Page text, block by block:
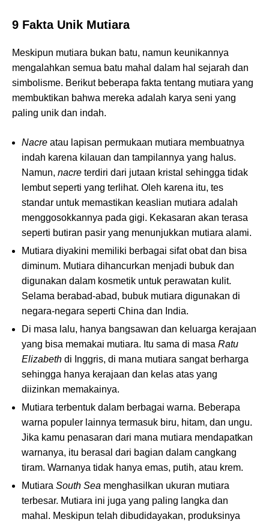
9 Fakta Unik Mutiara
Meskipun mutiara bukan batu, namun keunikannya
mengalahkan semua batu mahal dalam hal sejarah dan
simbolisme. Berikut beberapa fakta tentang mutiara yang
membuktikan bahwa mereka adalah karya seni yang
paling unik dan indah.
Nacre atau lapisan permukaan mutiara membuatnya
indah karena kilauan dan tampilannya yang halus.
Namun, nacre terdiri dari jutaan kristal sehingga tidak
lembut seperti yang terlihat. Oleh karena itu, tes
standar untuk memastikan keaslian mutiara adalah
menggosokkannya pada gigi. Kekasaran akan terasa
seperti butiran pasir yang menunjukkan mutiara alami.
Mutiara diyakini memiliki berbagai sifat obat dan bisa
diminum. Mutiara dihancurkan menjadi bubuk dan
digunakan dalam kosmetik untuk perawatan kulit.
Selama berabad-abad, bubuk mutiara digunakan di
negara-negara seperti China dan India.
Di masa lalu, hanya bangsawan dan keluarga kerajaan
yang bisa memakai mutiara. Itu sama di masa Ratu
Elizabeth di Inggris, di mana mutiara sangat berharga
sehingga hanya kerajaan dan kelas atas yang
diizinkan memakainya.
Mutiara terbentuk dalam berbagai warna. Beberapa
warna populer lainnya termasuk biru, hitam, dan ungu.
Jika kamu penasaran dari mana mutiara mendapatkan
warnanya, itu berasal dari bagian dalam cangkang
tiram. Warnanya tidak hanya emas, putih, atau krem.
Mutiara South Sea menghasilkan ukuran mutiara
terbesar. Mutiara ini juga yang paling langka dan
mahal. Meskipun telah dibudidayakan, produksinya